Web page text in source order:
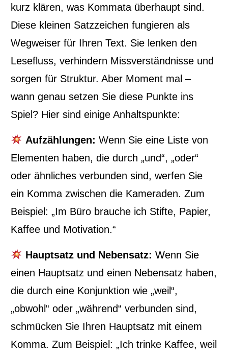
kurz klären, was Kommata überhaupt sind.
Diese kleinen Satzzeichen fungieren als
Wegweiser für Ihren Text. Sie lenken den
Lesefluss, verhindern Missverständnisse und
sorgen für Struktur. Aber Moment mal –
wann genau setzen Sie diese Punkte ins
Spiel? Hier sind einige Anhaltspunkte:
Aufzählungen: Wenn Sie eine Liste von
Elementen haben, die durch „und“, „oder“
oder ähnliches verbunden sind, werfen Sie
ein Komma zwischen die Kameraden. Zum
Beispiel: „Im Büro brauche ich Stifte, Papier,
Kaffee und Motivation.“
Hauptsatz und Nebensatz: Wenn Sie
einen Hauptsatz und einen Nebensatz haben,
die durch eine Konjunktion wie „weil“,
„obwohl“ oder „während“ verbunden sind,
schmücken Sie Ihren Hauptsatz mit einem
Komma. Zum Beispiel: „Ich trinke Kaffee, weil